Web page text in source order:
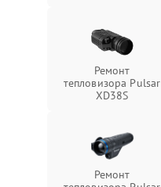
Ремонт
тепловизора Pulsar
XD38S
Ремонт